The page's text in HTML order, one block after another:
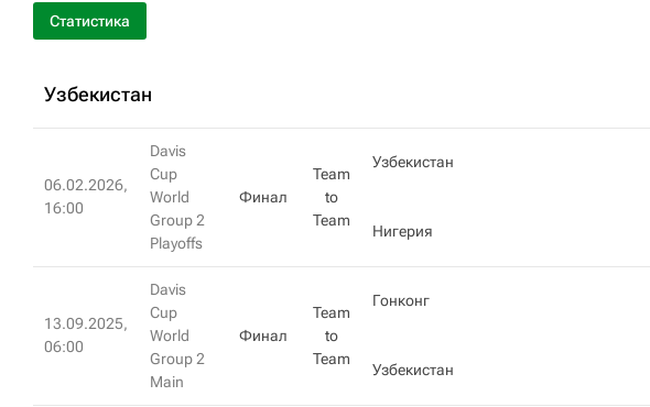
Статистика
Узбекистан
06.02.2026,
16:00
Davis
Cup
World
Group 2
Playoffs
Финал
Team
to
Team
Узбекистан
Нигерия
13.09.2025,
06:00
Davis
Cup
World
Group 2
Main
Финал
Team
to
Team
Гонконг
Узбекистан